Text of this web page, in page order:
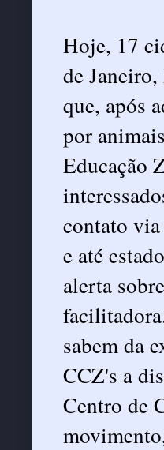
Hoje, 17
de
que, após
por
Educação
contato via
e até
alerta
sabem da
CCZ's a
Centro de